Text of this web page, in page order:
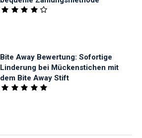
Bite Away Bewertung: Sofortige
Linderung bei Mückenstichen mit
dem Bite Away Stift